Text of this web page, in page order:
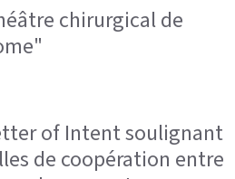
chirurgical de
of Intent soulignant
de coopération entre